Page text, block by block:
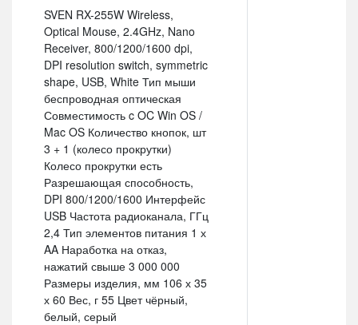
SVEN RX-255W Wireless,
Optical Mouse, 2.4GHz, Nano
Receiver, 800/1200/1600 dpi,
DPI resolution switch, symmetric
shape, USB, White Тип мыши
беспроводная оптическая
Совместимость c OC Win OS /
Mac OS Количество кнопок, шт
3 + 1 (колесо прокрутки)
Колесо прокрутки есть
Разрешающая способность,
DPI 800/1200/1600 Интерфейс
USB Частота радиоканала, ГГц
2,4 Тип элементов питания 1 х
AA Наработка на отказ,
нажатий свыше 3 000 000
Размеры изделия, мм 106 х 35
х 60 Вес, г 55 Цвет чёрный,
белый, серый